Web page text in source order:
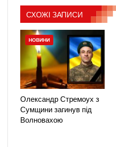
СХОЖІ ЗАПИСИ
НОВИНИ
Олександр Стремоух з
Сумщини загинув під
Волновахою